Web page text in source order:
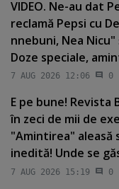
VIDEO. Ne-au dat
reclamă Pepsi cu
nnebuni, Nea
Doze speciale,
7 AUG 2026 12:06 0
E pe bune! Revista
în zeci de mii de
"Amintirea" aleasă
inedită! Unde se
7 AUG 2026 15:19 0